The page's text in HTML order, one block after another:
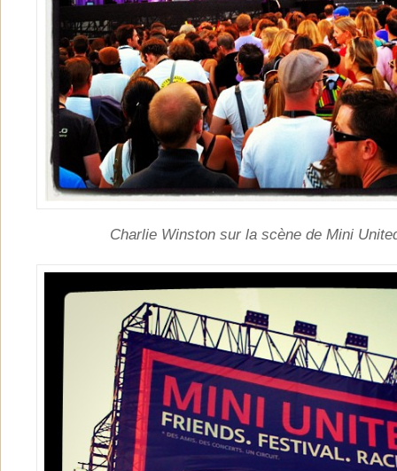
Charlie Winston sur la scène de Mini